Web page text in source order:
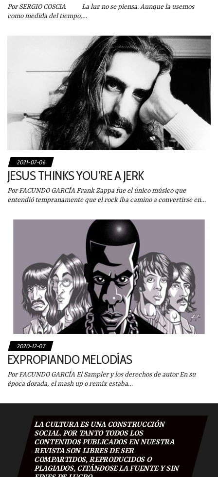
Por SERGIO COSCIA La luz no se piensa. Aunque la usemos
como medida del tiempo,…
2021-07-06
JESUS THINKS YOU’RE A JERK
Por FACUNDO GARCÍA Frank Zappa fue el único músico que
entendió tempranamente que el rock iba camino a convertirse en…
2020-12-07
EXPROPIANDO MELODÍAS
Por FACUNDO GARCÍA El Sampler y los derechos de autor En su
época dorada, el mash up o remix estaba…
LA CULTURA ES UNA CONSTRUCCIÓN
SOCIAL. POR TANTO TODOS LOS
CONTENIDOS PUBLICADOS EN NUESTRA
REVISTA SON LIBRES DE SER
COMPARTIDOS, REPRODUCIDOS O
PLAGIADOS, CITÁNDOSE LA FUENTE Y SIN